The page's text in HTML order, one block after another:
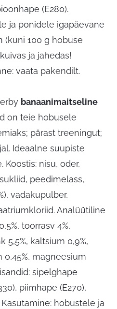
(E280).
ja ponidele igapäevane
(kuni 100 g hobuse
ja jahedas!
vaata pakendilt.
banaanimaitseline
on teie hobusele
pärast treeningut;
Ideaalne suupiste
nisu, oder,
peedimelass,
vadakupulber,
Analüütiline
toorrasv 4%,
5,5%, kaltsium 0,9%,
0,45%, magneesium
sipelghape
piimhape (E270),
hobustele ja